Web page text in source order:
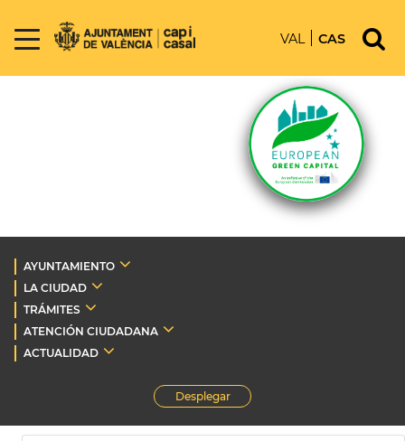
VAL CAS
AYUNTAMIENTO
LA CIUDAD
TRÁMITES
ATENCIÓN CIUDADANA
ACTUALIDAD
Desplegar